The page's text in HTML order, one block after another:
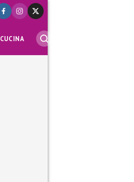
CUCINA